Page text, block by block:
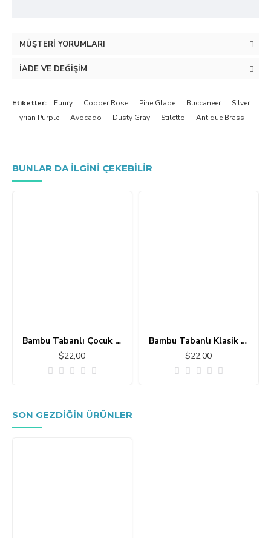
MÜŞTERI YORUMLARI
İADE VE DEĞIŞIM
Etiketler: Eunry Copper Rose Pine Glade Buccaneer
Silver
Tyrian Purple
Avocado Dusty Gray Stiletto Antique Brass
BUNLAR DA ILGINI ÇEKEBILIR
Bambu Tabanlı Çocuk Halısı MC101
$22,00
Bambu Tabanlı Klasik Halı MS109
$22,00
SON GEZDIĞIN ÜRÜNLER